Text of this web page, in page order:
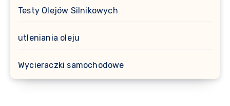
Testy Olejów Silnikowych
utleniania oleju
Wycieraczki samochodowe